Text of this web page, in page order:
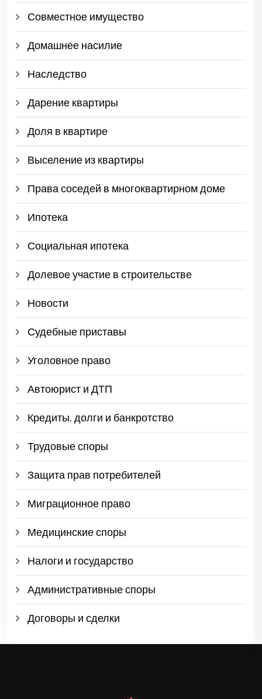
Совместное имущество
Домашнее насилие
Наследство
Дарение квартиры
Доля в квартире
Выселение из квартиры
Права соседей в многоквартирном доме
Ипотека
Социальная ипотека
Долевое участие в строительстве
Новости
Судебные приставы
Уголовное право
Автоюрист и ДТП
Кредиты, долги и банкротство
Трудовые споры
Защита прав потребителей
Миграционное право
Медицинские споры
Налоги и государство
Административные споры
Договоры и сделки